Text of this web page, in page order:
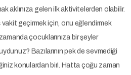
aklınıza gelen ilk aktivitelerden olabilir.
geçirmek için, onu eğlendirmek
çocuklarınıza bir şeyler
Bazılarının pek de sevmediği
konulardan biri. Hatta çoğu zaman